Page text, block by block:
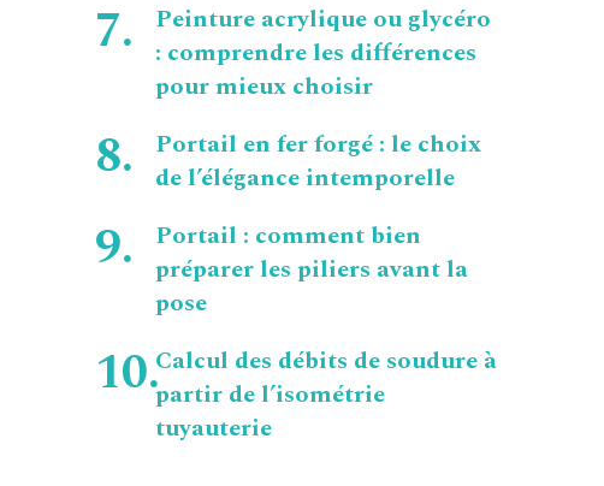
Peinture acrylique ou glycéro
: comprendre les différences
pour mieux choisir
Portail en fer forgé : le choix
de l’élégance intemporelle
Portail : comment bien
préparer les piliers avant la
pose
Calcul des débits de soudure à
partir de l’isométrie
tuyauterie